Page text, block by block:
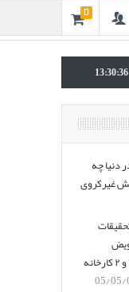
0
صنعتی گل‌گهر” در نشریه
13:30:37
دنیا چه
غیرکروی
آسترهای آسیاهای نیمه خودشکن فاز ۱ و ۲ کارخانه
05/05/